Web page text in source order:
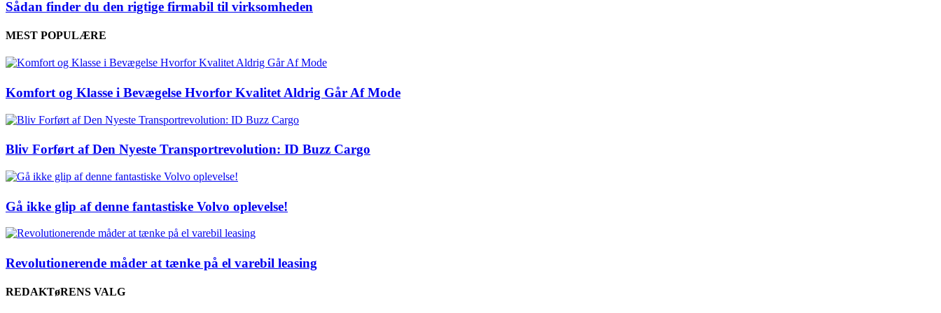
Sådan finder du den rigtige firmabil til virksomheden
MEST POPULÆRE
Komfort og Klasse i Bevægelse Hvorfor Kvalitet Aldrig Går Af Mode
Bliv Forført af Den Nyeste Transportrevolution: ID Buzz Cargo
Gå ikke glip af denne fantastiske Volvo oplevelse!
Revolutionerende måder at tænke på el varebil leasing
REDAKTøRENS VALG